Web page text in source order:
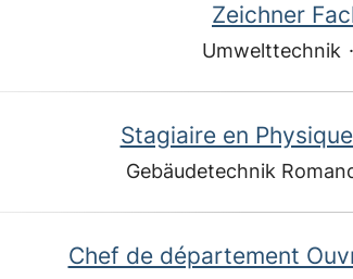
Zeichner
Umwelttechnik ·
Stagiaire en
Gebäudetechnik
Chef de département